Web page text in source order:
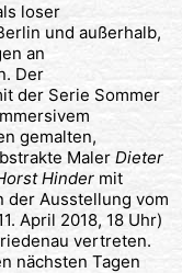
loser
und außerhalb,
an
Der
der Serie Sommer
gemalten,
Maler Dieter
Hinder mit
der Ausstellung vom
April 2018, 18 Uhr)
vertreten.
nächsten Tagen